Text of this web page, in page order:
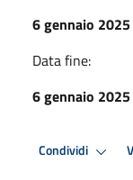
6 gennaio 2025
Data fine:
6 gennaio 2025
Condividi